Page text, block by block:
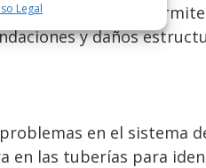
los
Legal
tuberías, lo que
y daños
en el sistema
en las tuberías para